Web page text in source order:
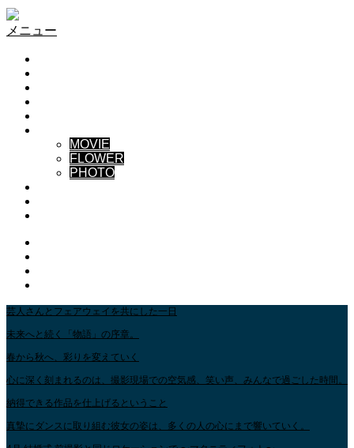
メニュー
MOVIE
FLOWER
PHOTO
芸人さんとフェアウェイを共にした一日
未来へと続く「物語」の序章。
春から秋へ、彩りを変えていく
心に深く刻まれるのは、撮影現場での空気感、笑い声、みんなで過ごした時間。
納得できる作品を仕上げるということ
真摯にダンスに取り組む彼女の姿は、多くの人の心にまで響いていく。